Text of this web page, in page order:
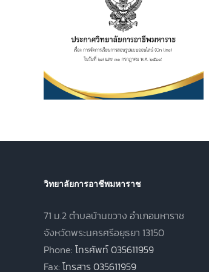
ระดับประกาศนียบัตร
วิชาชีพ (ปวช.) พุทธศักราช
2562 และระดับ
ประกาศนียบัตรวิชาชีพชั้น
สูง (ปวส.) พุทธศักราช
2567 ภาคเรียนฤดูร้อน
วิทยาลัยการอาชีพมหาราช
71 ม.2 ตำบลบ้านขวาง อำเภอมหาราช
จังหวัดพระนครศรีอยุธยา 13150
Phone: โทรศัพท์ 035611959
Fax: โทรสาร 035611959